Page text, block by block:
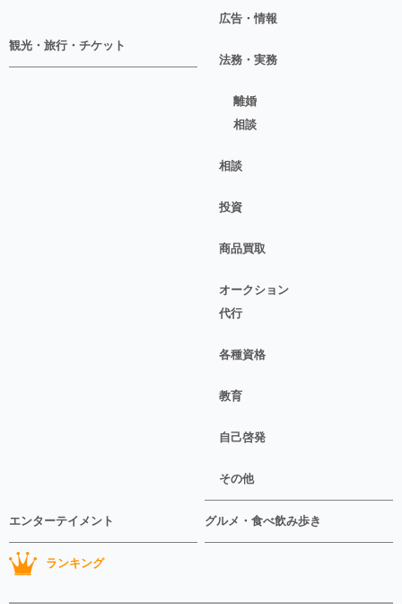
観光・旅行・チケット
広告・情報
法務・実務
離婚
相談
相談
投資
商品買取
オークション
代行
各種資格
教育
自己啓発
その他
エンターテイメント グルメ・食べ飲み歩き
ランキング